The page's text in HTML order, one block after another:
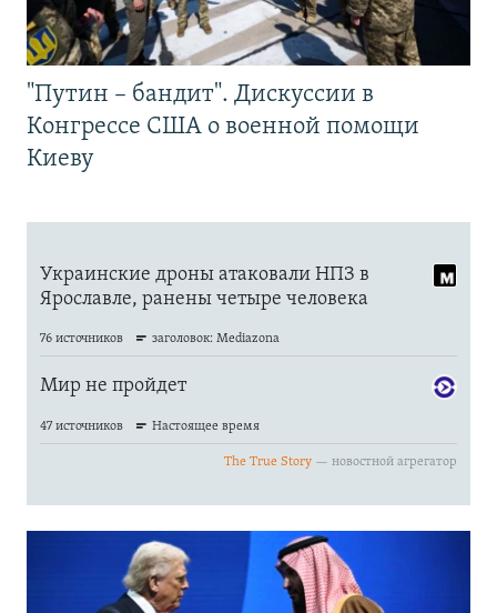
"Путин – бандит". Дискуссии в
Конгрессе США о военной помощи
Киеву